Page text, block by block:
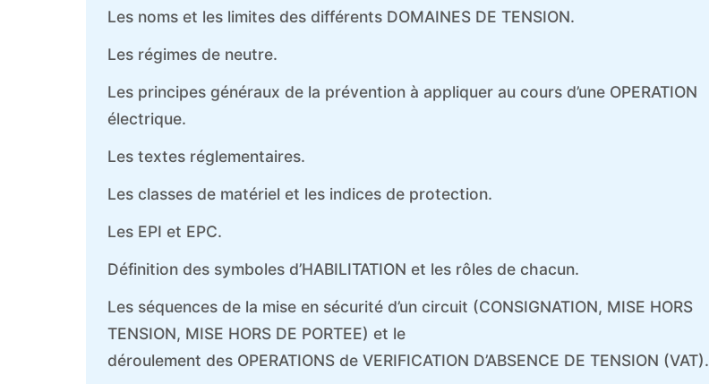
Les noms et les limites des différents DOMAINES DE TENSION.
Les régimes de neutre.
Les principes généraux de la prévention à appliquer au cours d’une OPERATION
électrique.
Les textes réglementaires.
Les classes de matériel et les indices de protection.
Les EPI et EPC.
Définition des symboles d’HABILITATION et les rôles de chacun.
Les séquences de la mise en sécurité d’un circuit (CONSIGNATION, MISE HORS
TENSION, MISE HORS DE PORTEE) et le
déroulement des OPERATIONS de VERIFICATION D’ABSENCE DE TENSION (VAT).